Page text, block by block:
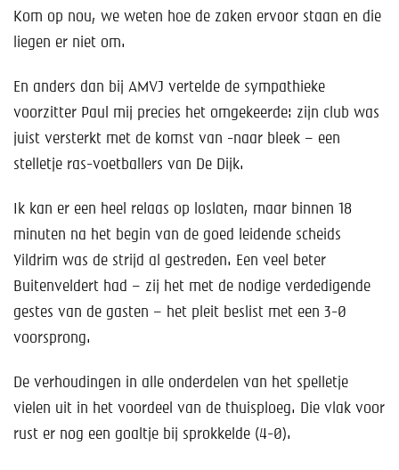
Kom op nou, we weten hoe de zaken ervoor staan en die
liegen er niet om.
En anders dan bij AMVJ vertelde de sympathieke
voorzitter Paul mij precies het omgekeerde: zijn club was
juist versterkt met de komst van -naar bleek – een
stelletje ras-voetballers van De Dijk.
Ik kan er een heel relaas op loslaten, maar binnen 18
minuten na het begin van de goed leidende scheids
Yildrim was de strijd al gestreden. Een veel beter
Buitenveldert had – zij het met de nodige verdedigende
gestes van de gasten – het pleit beslist met een 3-0
voorsprong.
De verhoudingen in alle onderdelen van het spelletje
vielen uit in het voordeel van de thuisploeg. Die vlak voor
rust er nog een goaltje bij sprokkelde (4-0).